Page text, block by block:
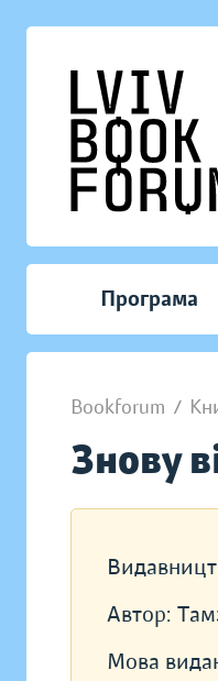
Програма
Bookforum /
Знову
Автор:
Мова